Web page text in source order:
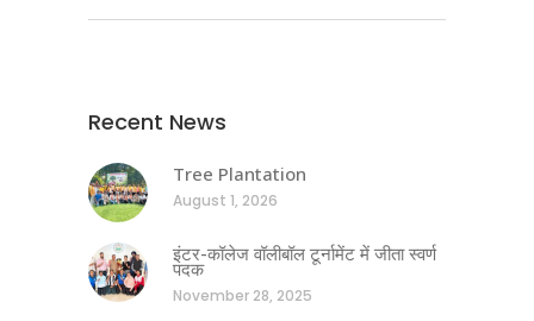
Recent News
Tree Plantation
August 1, 2026
इंटर-कॉलेज वॉलीबॉल टूर्नामेंट में जीता स्वर्ण
पदक
November 28, 2025